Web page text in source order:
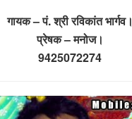
गायक – पं. श्री रविकांत भार्गव।
प्रेषक – मनोज।
9425072274